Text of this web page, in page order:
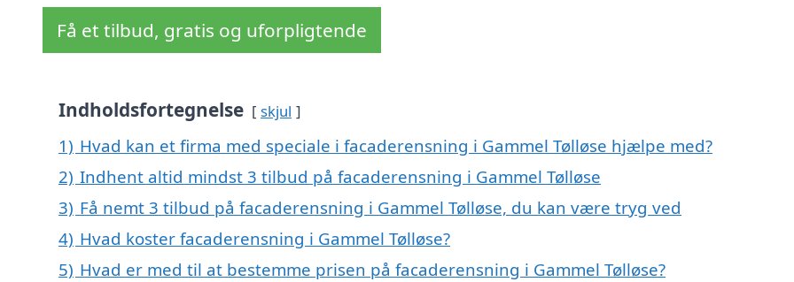
Få et tilbud, gratis og uforpligtende
Indholdsfortegnelse skjul
1) Hvad kan et firma med speciale i facaderensning i Gammel Tølløse hjælpe med?
2) Indhent altid mindst 3 tilbud på facaderensning i Gammel Tølløse
3) Få nemt 3 tilbud på facaderensning i Gammel Tølløse, du kan være tryg ved
4) Hvad koster facaderensning i Gammel Tølløse?
5) Hvad er med til at bestemme prisen på facaderensning i Gammel Tølløse?